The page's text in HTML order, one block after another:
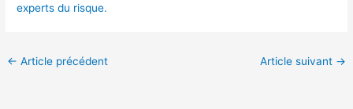
experts du risque.
← Article précédent Article suivant →